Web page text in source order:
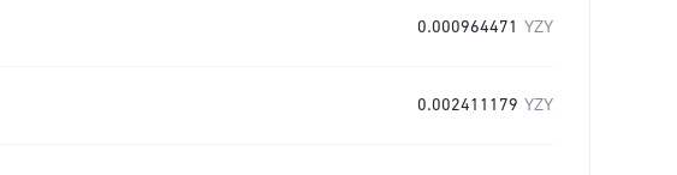
0.000964471 YZY
0.002411179 YZY